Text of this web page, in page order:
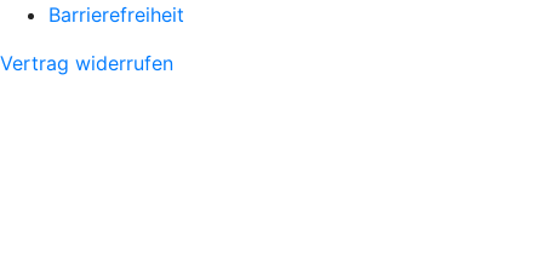
Barrierefreiheit
Vertrag widerrufen